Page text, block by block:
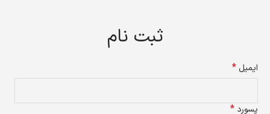
ثبت نام
ایمیل *
پسورد *